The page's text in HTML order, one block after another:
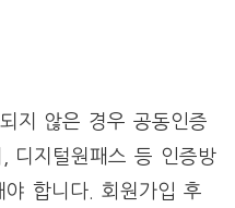
지 않은 경우 공동인증
디지털원패스 등 인증방
야 합니다. 회원가입 후